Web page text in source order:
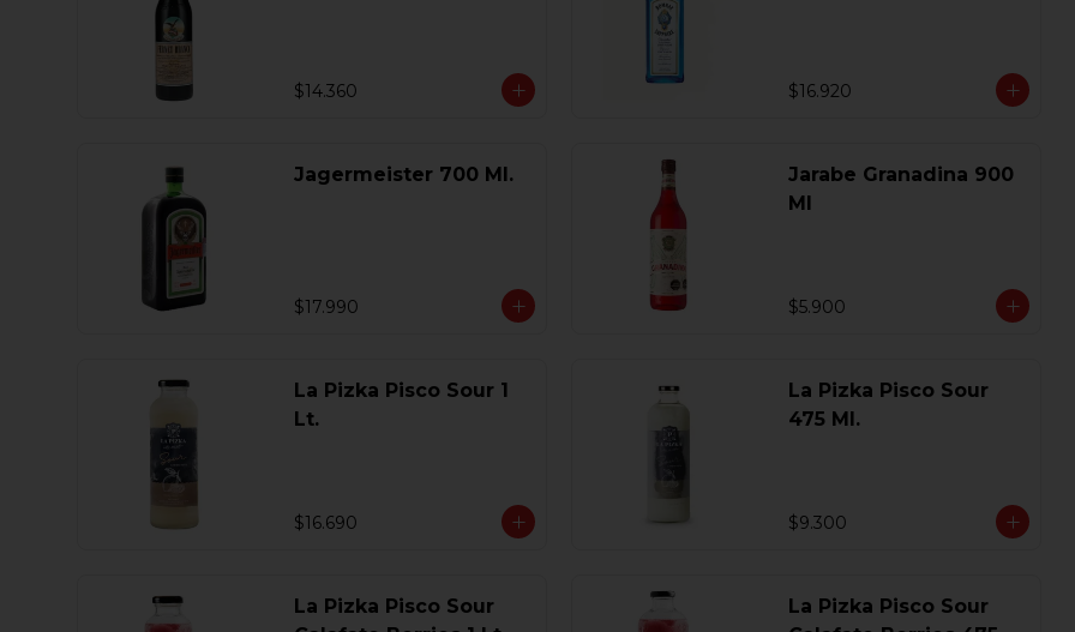
$14.360 $16.920
Jagermeister 700 Ml.
$17.990
Jarabe Granadina 900
Ml
$5.900
La Pizka Pisco Sour 1
Lt.
$16.690
La Pizka Pisco Sour
475 Ml.
$9.300
La Pizka Pisco Sour
La Pizka Pisco Sour